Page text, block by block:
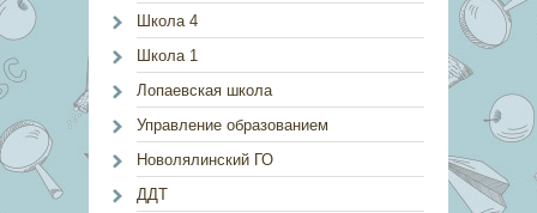
Школа 4
Школа 1
Лопаевская школа
Управление образованием
Новолялинский ГО
ДДТ